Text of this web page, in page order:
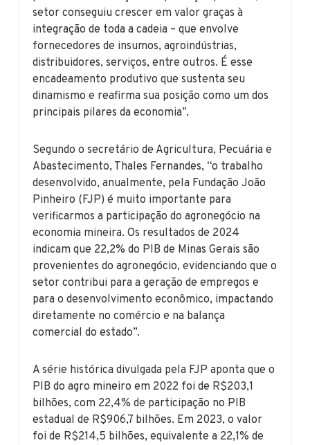
setor conseguiu crescer em valor graças à
integração de toda a cadeia – que envolve
fornecedores de insumos, agroindústrias,
distribuidores, serviços, entre outros. É esse
encadeamento produtivo que sustenta seu
dinamismo e reafirma sua posição como um dos
principais pilares da economia”.
Segundo o secretário de Agricultura, Pecuária e
Abastecimento, Thales Fernandes, “o trabalho
desenvolvido, anualmente, pela Fundação João
Pinheiro (FJP) é muito importante para
verificarmos a participação do agronegócio na
economia mineira. Os resultados de 2024
indicam que 22,2% do PIB de Minas Gerais são
provenientes do agronegócio, evidenciando que o
setor contribui para a geração de empregos e
para o desenvolvimento econômico, impactando
diretamente no comércio e na balança
comercial do estado”.
A série histórica divulgada pela FJP aponta que o
PIB do agro mineiro em 2022 foi de R$203,1
bilhões, com 22,4% de participação no PIB
estadual de R$906,7 bilhões. Em 2023, o valor
foi de R$214,5 bilhões, equivalente a 22,1% de